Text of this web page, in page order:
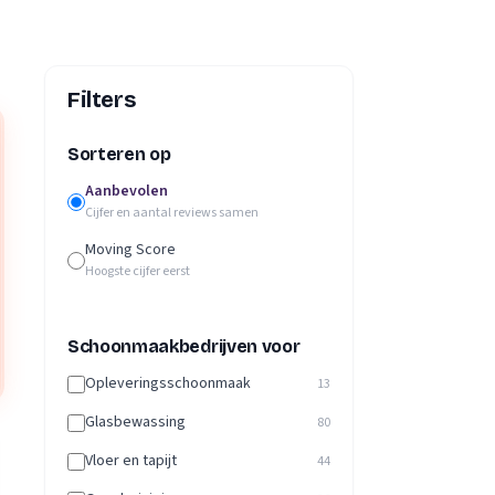
Filters
Sorteren op
Aanbevolen
Cijfer en aantal reviews samen
Moving Score
Hoogste cijfer eerst
Schoonmaakbedrijven voor
Opleveringsschoonmaak 13
Glasbewassing 80
Vloer en tapijt 44